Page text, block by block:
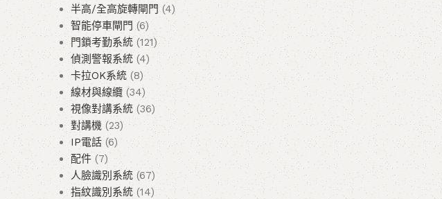
半高/全高旋轉閘門 4
智能停車閘門
6
門鎖考勤系統 121
偵測警報系統 4
卡拉OK系統
8
線材與線纜 34
視像對講系統 36
對講機 23
IP電話 6
配件
7
人臉識別系統 67
指紋識別系統 14